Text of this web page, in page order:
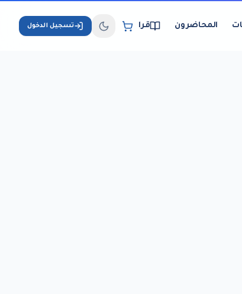
المحاضرون قراءة الكتب الإلكترونيةتسجيل الدخول